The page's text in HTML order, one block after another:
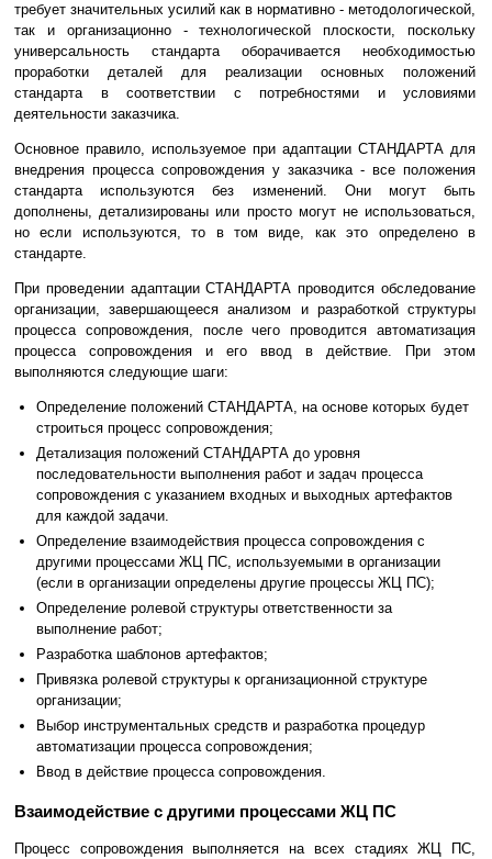
требует значительных усилий как в нормативно - методологической,
так и организационно - технологической плоскости, поскольку
универсальность стандарта оборачивается необходимостью
проработки деталей для реализации основных положений
стандарта в соответствии с потребностями и условиями
деятельности заказчика.
Основное правило, используемое при адаптации СТАНДАРТА для
внедрения процесса сопровождения у заказчика - все положения
стандарта используются без изменений. Они могут быть
дополнены, детализированы или просто могут не использоваться,
но если используются, то в том виде, как это определено в
стандарте.
При проведении адаптации СТАНДАРТА проводится обследование
организации, завершающееся анализом и разработкой структуры
процесса сопровождения, после чего проводится автоматизация
процесса сопровождения и его ввод в действие. При этом
выполняются следующие шаги:
Определение положений СТАНДАРТА, на основе которых будет
строиться процесс сопровождения;
Детализация положений СТАНДАРТА до уровня
последовательности выполнения работ и задач процесса
сопровождения с указанием входных и выходных артефактов
для каждой задачи.
Определение взаимодействия процесса сопровождения с
другими процессами ЖЦ ПС, используемыми в организации
(если в организации определены другие процессы ЖЦ ПС);
Определение ролевой структуры ответственности за
выполнение работ;
Разработка шаблонов артефактов;
Привязка ролевой структуры к организационной структуре
организации;
Выбор инструментальных средств и разработка процедур
автоматизации процесса сопровождения;
Ввод в действие процесса сопровождения.
Взаимодействие с другими процессами ЖЦ ПС
Процесс сопровождения выполняется на всех стадиях ЖЦ ПС,